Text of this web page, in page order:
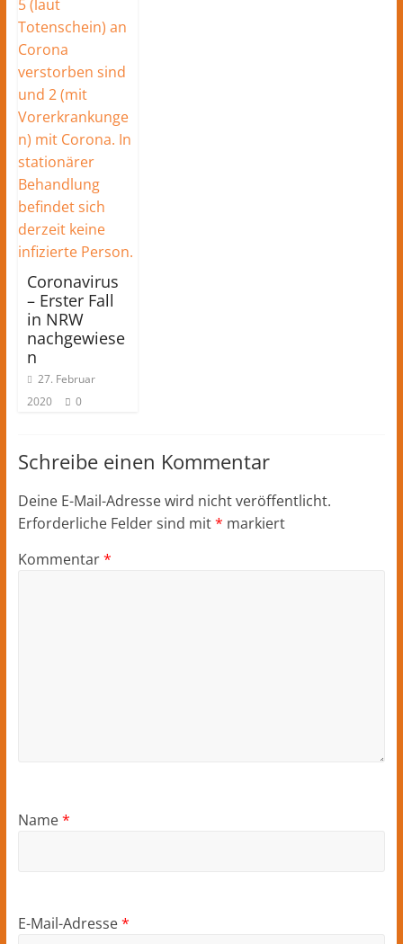
Coronavirus
– Erster Fall
in NRW
nachgewiese
n
27. Februar
2020
0
Schreibe einen Kommentar
Deine E-Mail-Adresse wird nicht veröffentlicht.
Erforderliche Felder sind mit* markiert
Kommentar*
Name*
E-Mail-Adresse*